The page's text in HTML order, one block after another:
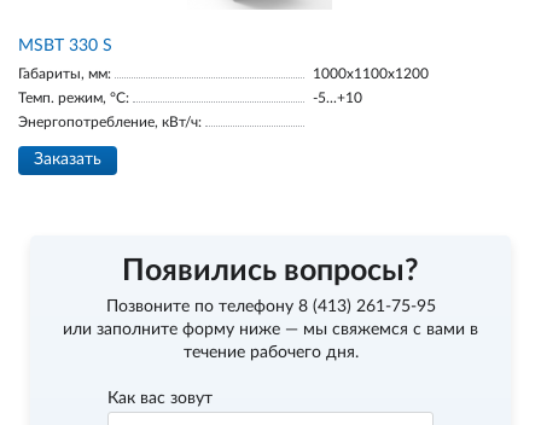
MSBT 330 S
Габариты, мм:
1000х1100х1200
Темп. режим, °С:
-5...+10
Энергопотребление, кВт/ч:
Заказать
Появились вопросы?
Позвоните по телефону 8 (413) 261-75-95
или заполните форму ниже — мы свяжемся с вами в
течение рабочего дня.
Как вас зовут